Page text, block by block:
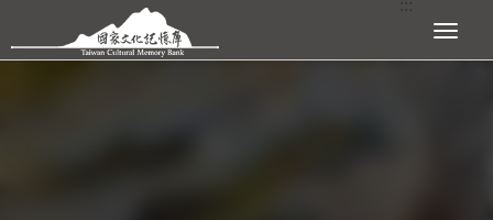
跳到主要內容區塊 展開選單
:::